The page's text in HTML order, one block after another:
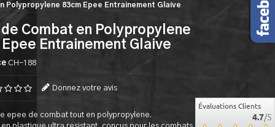
Polypropylene 83cm Epee Entrainement Glaive
de Combat en Polypropylene
Epee Entrainement Glaive
CH-188
Donnez votre avis
epee de combat tout en polypropylene.
Évaluations Clients
4.7/5